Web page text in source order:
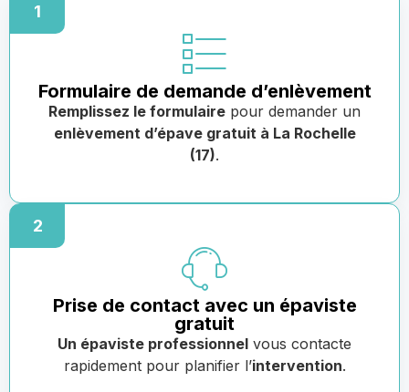
1
Formulaire de demande d’enlèvement
Remplissez le formulaire pour demander un
enlèvement d’épave gratuit à La Rochelle
(17).
2
Prise de contact avec un épaviste
gratuit
Un épaviste professionnel vous contacte
rapidement pour planifier l’intervention.